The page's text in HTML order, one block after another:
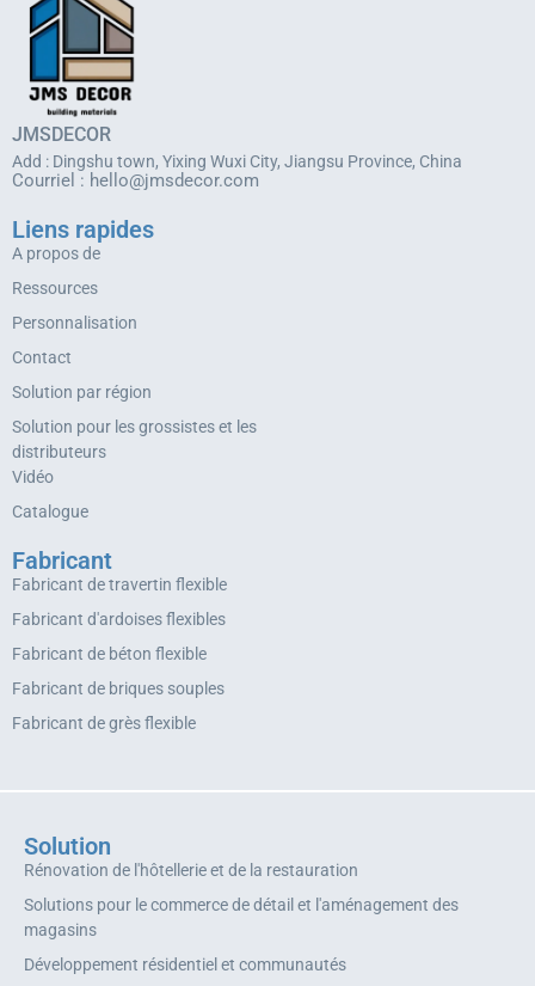
JMSDECOR
Add : Dingshu town, Yixing Wuxi City, Jiangsu Province, China
Courriel : hello@jmsdecor.com
Liens rapides
A propos de
Ressources
Personnalisation
Contact
Solution par région
Solution pour les grossistes et les
distributeurs
Vidéo
Catalogue
Fabricant
Fabricant de travertin flexible
Fabricant d'ardoises flexibles
Fabricant de béton flexible
Fabricant de briques souples
Fabricant de grès flexible
Solution
Rénovation de l'hôtellerie et de la restauration
Solutions pour le commerce de détail et l'aménagement des
magasins
Développement résidentiel et communautés